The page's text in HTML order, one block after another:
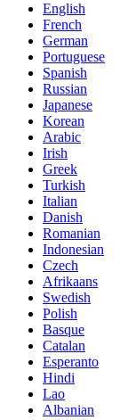
English
French
German
Portuguese
Spanish
Russian
Japanese
Korean
Arabic
Irish
Greek
Turkish
Italian
Danish
Romanian
Indonesian
Czech
Afrikaans
Swedish
Polish
Basque
Catalan
Esperanto
Hindi
Lao
Albanian